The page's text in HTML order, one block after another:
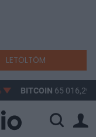
LETÖLTÖM
BITCOIN 65 016,29